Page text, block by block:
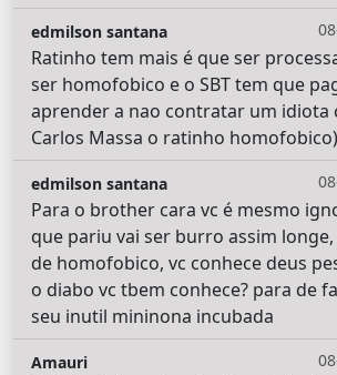
edmilson santana
Ratinho tem mais é que ser
ser homofobico e o SBT tem que
aprender a nao contratar um idiota
Carlos Massa o ratinho homofobico)
edmilson santana
Para o brother cara vc é mesmo
que pariu vai ser burro assim longe,
de homofobico, vc conhece deus
o diabo vc tbem conhece? para de
seu inutil mininona incubada
Amauri